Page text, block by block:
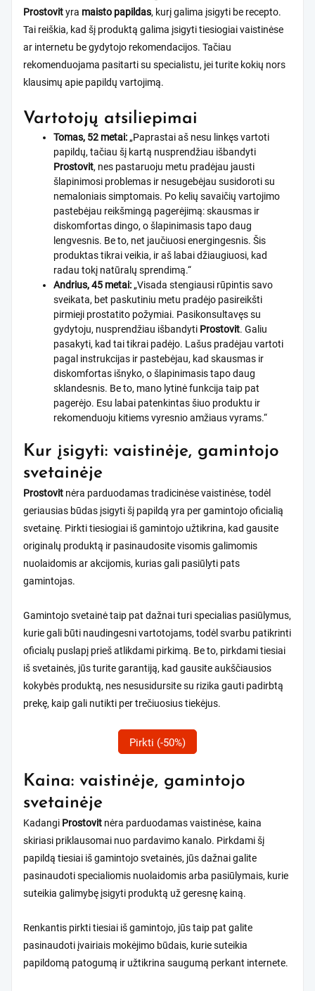
Prostovityra maisto papildas, kurį galima įsigyti be recepto.
Tai reiškia, kad šį produktą galima įsigyti tiesiogiai vaistinėse
ar internetu be gydytojo rekomendacijos. Tačiau
rekomenduojama pasitarti su specialistu, jei turite kokių nors
klausimų apie papildų vartojimą.
Vartotojų atsiliepimai
Tomas, 52 metai:„Paprastai aš nesu linkęs vartoti
papildų, tačiau šį kartą nusprendžiau išbandyti
Prostovit, nes pastaruoju metu pradėjau jausti
šlapinimosi problemas ir nesugebėjau susidoroti su
nemaloniais simptomais. Po kelių savaičių vartojimo
pastebėjau reikšmingą pagerėjimą: skausmas ir
diskomfortas dingo, o šlapinimasis tapo daug
lengvesnis. Be to, net jaučiuosi energingesnis. Šis
produktas tikrai veikia, ir aš labai džiaugiuosi, kad
radau tokį natūralų sprendimą.“
Andrius, 45 metai:„Visada stengiausi rūpintis savo
sveikata, bet paskutiniu metu pradėjo pasireikšti
pirmieji prostatito požymiai. Pasikonsultavęs su
gydytoju, nusprendžiau išbandyti Prostovit. Galiu
pasakyti, kad tai tikrai padėjo. Lašus pradėjau vartoti
pagal instrukcijas ir pastebėjau, kad skausmas ir
diskomfortas išnyko, o šlapinimasis tapo daug
sklandesnis. Be to, mano lytinė funkcija taip pat
pagerėjo. Esu labai patenkintas šiuo produktu ir
rekomenduoju kitiems vyresnio amžiaus vyrams.“
Kur įsigyti: vaistinėje, gamintojo
svetainėje
Prostovit nėra parduodamas tradicinėse vaistinėse, todėl
geriausias būdas įsigyti šį papildą yra per gamintojo oficialią
svetainę. Pirkti tiesiogiai iš gamintojo užtikrina, kad gausite
originalų produktą ir pasinaudosite visomis galimomis
nuolaidomis ar akcijomis, kurias gali pasiūlyti pats
gamintojas.
Gamintojo svetainė taip pat dažnai turi specialias pasiūlymus,
kurie gali būti naudingesni vartotojams, todėl svarbu patikrinti
oficialų puslapį prieš atlikdami pirkimą. Be to, pirkdami tiesiai
iš svetainės, jūs turite garantiją, kad gausite aukščiausios
kokybės produktą, nes nesusidursite su rizika gauti padirbtą
prekę, kaip gali nutikti per trečiuosius tiekėjus.
Pirkti (-50%)
Kaina: vaistinėje, gamintojo
svetainėje
Kadangi Prostovit nėra parduodamas vaistinėse, kaina
skiriasi priklausomai nuo pardavimo kanalo. Pirkdami šį
papildą tiesiai iš gamintojo svetainės, jūs dažnai galite
pasinaudoti specialiomis nuolaidomis arba pasiūlymais, kurie
suteikia galimybę įsigyti produktą už geresnę kainą.
Renkantis pirkti tiesiai iš gamintojo, jūs taip pat galite
pasinaudoti įvairiais mokėjimo būdais, kurie suteikia
papildomą patogumą ir užtikrina saugumą perkant internete.